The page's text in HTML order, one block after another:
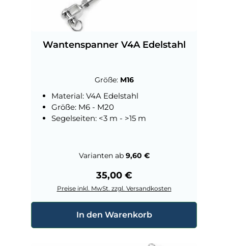
Wantenspanner V4A Edelstahl
Größe: M16
Material: V4A Edelstahl
Größe: M6 - M20
Segelseiten: <3 m - >15 m
Varianten ab9,60 €
Regulärer Preis:
35,00 €
Preise inkl. MwSt. zzgl. Versandkosten
In den Warenkorb